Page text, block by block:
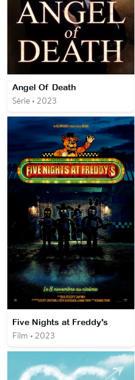
Angel Of Death
Série • 2023
Five Nights at Freddy's
Film • 2023